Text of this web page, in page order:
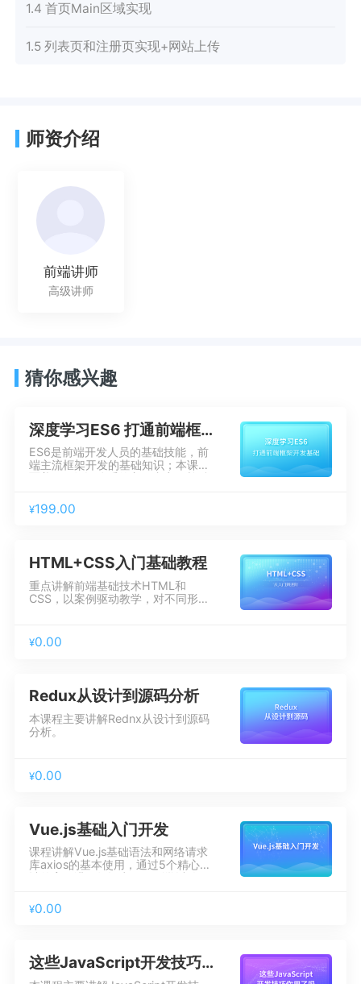
1.4 首页Main区域实现
1.5 列表页和注册页实现+网站上传
师资介绍
前端讲师
高级讲师
猜你感兴趣
深度学习ES6 打通前端框架开发基础
ES6是前端开发人员的基础技能，前
端主流框架开发的基础知识；本课程
覆盖ES6知识体系的主要内容，并融
容，体验异步的终极解决方案；旨在
帮助学员系统掌握及灵活应用ES6，
¥199.00
HTML+CSS入门基础教程
重点讲解前端基础技术HTML和
CSS，以案例驱动教学，对不同形式
语法使用技巧。
¥0.00
Redux从设计到源码分析
本课程主要讲解Rednx从设计到源码
分析。
¥0.00
Vue.js基础入门开发
课程讲解Vue.js基础语法和网络请求
库axios的基本使用，通过5个精心设
计的案例讲解知识点，做到学以致
数据开发的编程思路转换，此课程适
合Vue零基础但有一定前端编程基础
¥0.00
这些JavaScript开发技巧你用了吗